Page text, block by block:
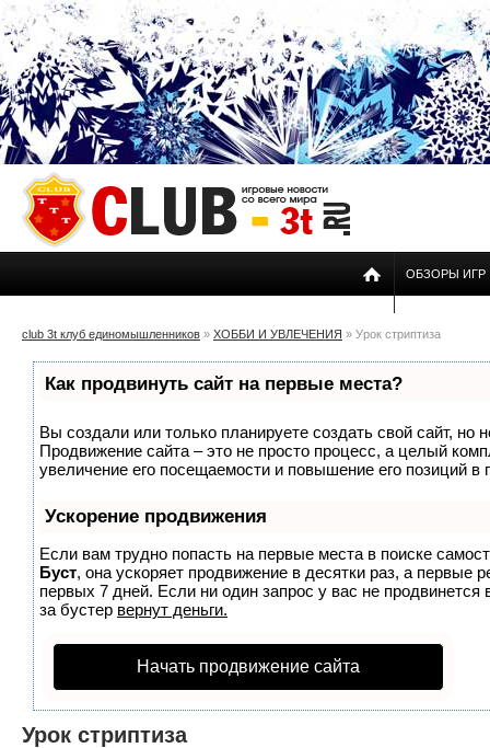
ОБЗОРЫ ИГР
club 3t клуб единомышленников » ХОББИ И УВЛЕЧЕНИЯ » Урок стриптиза
Как продвинуть сайт на первые места?
Вы создали или только планируете создать свой сайт, но
Продвижение сайта – это не просто процесс, а целый
увеличение его посещаемости и повышение его позиций в
Ускорение продвижения
Если вам трудно попасть на первые места в поиске
Буст, она ускоряет продвижение в десятки раз, а первые
первых 7 дней. Если ни один запрос у вас не продвинется
за бустер вернут деньги.
Начать продвижение сайта
Урок стриптиза